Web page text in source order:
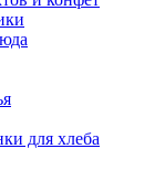
для хлеба